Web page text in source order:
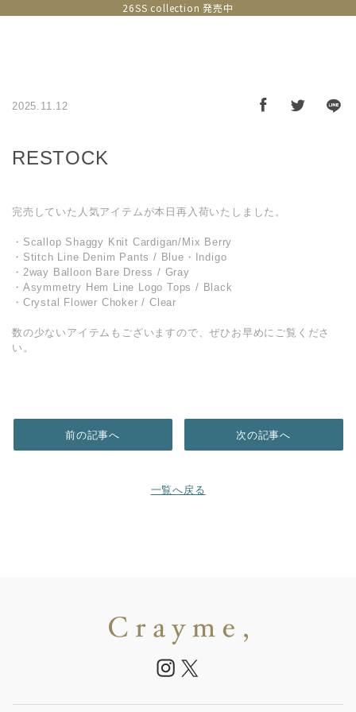
26SS collection 発売中
2025.11.12
RESTOCK
完売していた人気アイテムが本日再入荷いたしました。
・Scallop Shaggy Knit Cardigan/Mix Berry
・Stitch Line Denim Pants / Blue・Indigo
・2way Balloon Bare Dress / Gray
・Asymmetry Hem Line Logo Tops / Black
・Crystal Flower Choker / Clear
数の少ないアイテムもございますので、ぜひお早めにご覧くださ
い。
前の記事へ
一覧へ戻る
次の記事へ